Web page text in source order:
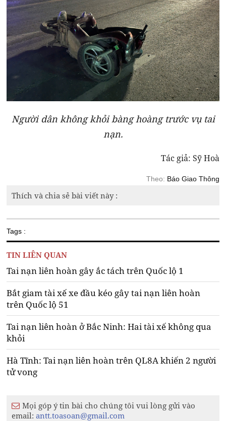
Người dân không khỏi bàng hoàng trước vụ tai
nạn.
Tác giả: Sỹ Hoà
Theo: Báo Giao Thông
Thích và chia sẻ bài viết này :
Tags :
TIN LIÊN QUAN
Tai nạn liên hoàn gây ắc tách trên Quốc lộ 1
Bắt giam tài xế xe đầu kéo gây tai nạn liên hoàn
trên Quốc lộ 51
Tai nạn liên hoàn ở Bắc Ninh: Hai tài xế không qua
khỏi
Hà Tĩnh: Tai nạn liên hoàn trên QL8A khiến 2 người
tử vong
Mọi góp ý tin bài cho chúng tôi vui lòng gửi vào
email:antt.toasoan@gmail.com